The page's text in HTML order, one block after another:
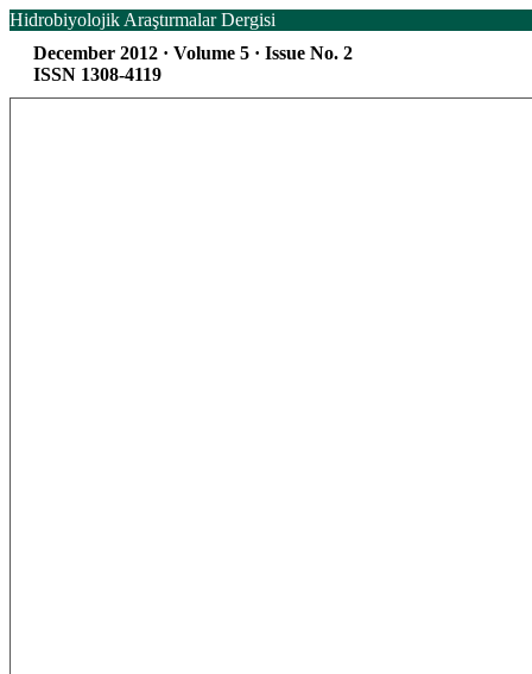
Hidrobiyolojik Araştırmalar Dergisi
December 2012 · Volume 5 · Issue No. 2
ISSN 1308-4119